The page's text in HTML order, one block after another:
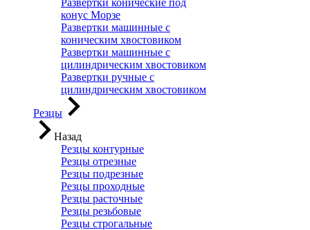
Развертки конические под
конус Морзе
Развертки машинные с
коническим хвостовиком
Развертки машинные с
цилиндрическим хвостовиком
Развертки ручные с
цилиндрическим хвостовиком
Резцы
Назад
Резцы контурные
Резцы отрезные
Резцы подрезные
Резцы проходные
Резцы расточные
Резцы резьбовые
Резцы строгальные